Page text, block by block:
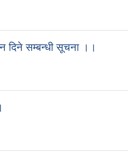
दिने सम्बन्धी सूचना ।।